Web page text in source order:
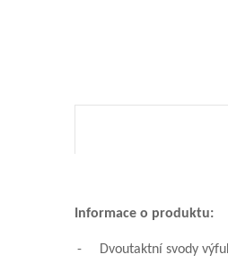
Informace o produktu:
-
Dvoutaktní svody